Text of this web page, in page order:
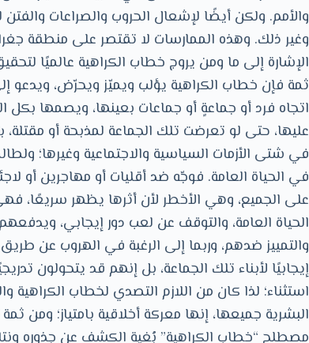
والأمم. ولكن أيضًا لإشعال الحروب والصراعات
وغير ذلك. وهذه الممارسات لا تقتصر على منطقة
الإشارة إلى ما ومن يروج خطاب الكراهية عالميًا
ثمة فإن خطاب الكراهية يؤلب ويميّز ويحرّض، ويدعو
اتجاه فرد أو جماعةٍ أو جماعات بعينها، ويصمها
عليها، حتى لو تعرضت تلك الجماعة لمذبحة أو
في شتى الأزمات السياسية والاجتماعية وغيرها؛
في الحياة العامة. فوجّه ضد أقليات أو مهاجرين أو
على الجميع، وهي الأخطر لأن أثرها يظهر سريعًا،
الحياة العامة، والتوقف عن لعب دور إيجابي،
والتمييز ضدهم، وربما إلى الرغبة في الهروب عن
إيجابيًا لأبناء تلك الجماعة، بل إنهم قد يتحولون
استثناء؛ لذا كان من اللازم التصدي لخطاب
البشرية جميعها، إنها معركة أخلاقية بامتياز؛
مصطلح “خطاب الكراهية” بُغية الكشف عن جذوره